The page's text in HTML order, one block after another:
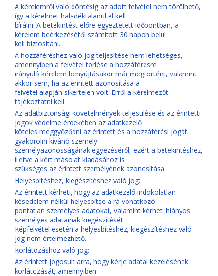
A kérelemről való döntésig az adott felvétel nem törölhető,
így a kérelmet haladéktalanul el kell
bírálni. A betekintést előre egyeztetett időpontban, a
kérelem beérkezésétől számított 30 napon belül
kell biztosítani.
A hozzáféréshez való jog teljesítése nem lehetséges,
amennyiben a felvétel törlése a hozzáférésre
irányuló kérelem benyújtásakor már megtörtént, valamint
akkor sem, ha az érintett azonosítása a
felvétel alapján sikertelen volt. Erről a kérelmezőt
tájékoztatni kell.
Az adatbiztonsági követelmények teljesülése és az érintetti
jogok védelme érdekében az adatkezelő
köteles meggyőződni az érintett és a hozzáférési jogát
gyakorolni kívánó személy
személyazonosságának egyezéséről, ezért a betekintéshez,
illetve a kért másolat kiadásához is
szükséges az érintett személyének azonosítása.
Helyesbítéshez, kiegészítéshez való jog:
Az érintett kérheti, hogy az adatkezelő indokolatlan
késedelem nélkül helyesbítse a rá vonatkozó
pontatlan személyes adatokat, valamint kérheti hiányos
személyes adatainak kiegészítését.
Képfelvétel esetén a helyesbítéshez, kiegészítéshez való
jog nem értelmezhető.
Korlátozáshoz való jog:
Az érintett jogosult arra, hogy kérje adatai kezelésének
korlátozását, amennyiben: